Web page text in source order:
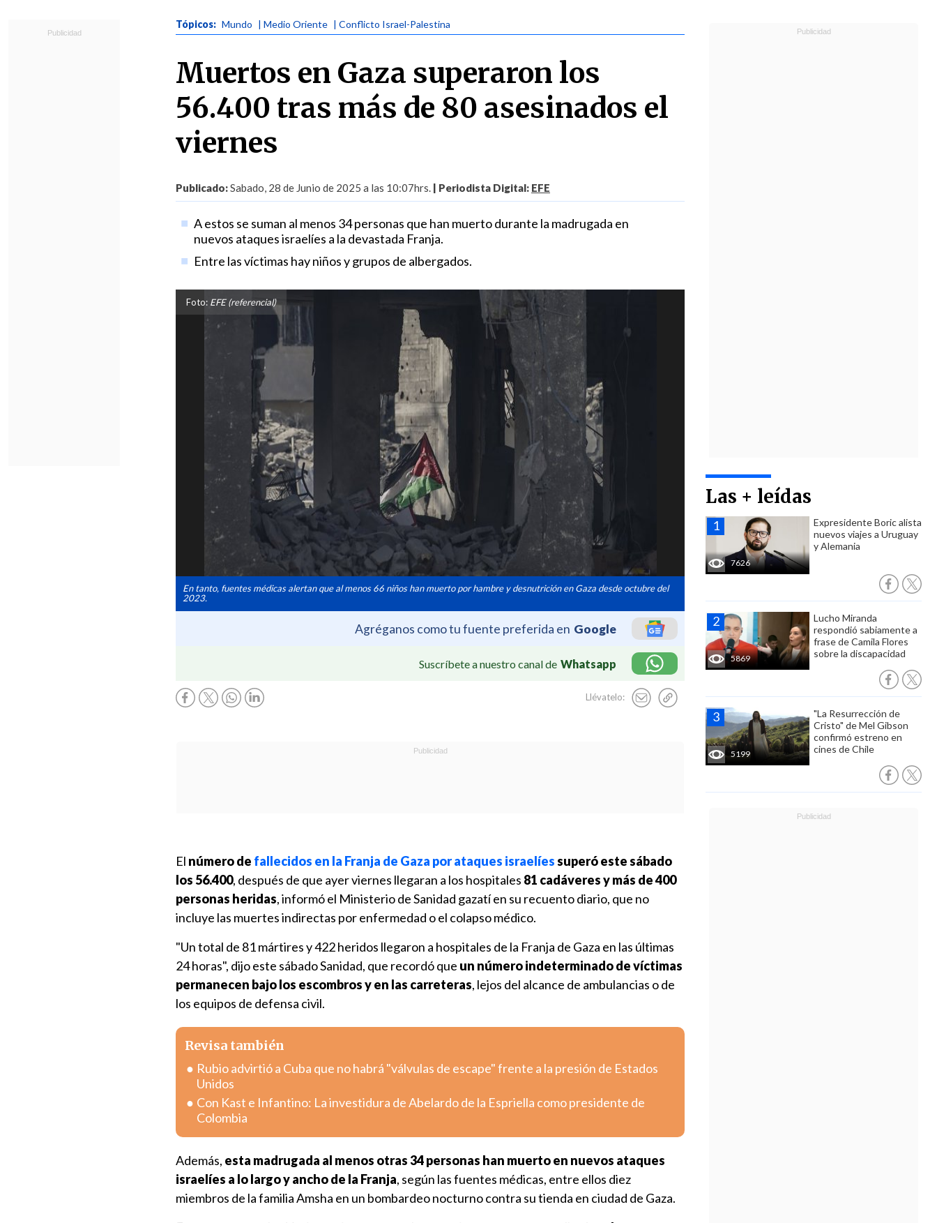
Tópicos: Mundo | Medio Oriente | Conflicto Israel-Palestina
Muertos en Gaza superaron los
56.400 tras más de 80 asesinados el
viernes
Publicado:Sabado, 28 de Junio de 2025 a las 10:07hrs. | Periodista Digital: EFE
A estos se suman al menos 34 personas que han muerto durante la madrugada en
nuevos ataques israelíes a la devastada Franja.
Entre las víctimas hay niños y grupos de albergados.
Foto: EFE (referencial)
En tanto, fuentes médicas alertan que al menos 66 niños han muerto por hambre y desnutrición en Gaza desde octubre del
2023.
Agréganos como tu fuente preferida en Google
Suscríbete a nuestro canal de Whatsapp
Llévatelo:
Las + leídas
7626
Expresidente Boric alista
nuevos viajes a Uruguay
y Alemania
5869
Lucho Miranda
respondió sabiamente a
frase de Camila Flores
sobre la discapacidad
5199
"La Resurrección de
Cristo" de Mel Gibson
confirmó estreno en
cines de Chile
El número de fallecidos en la Franja de Gaza por ataques israelíessuperó este sábado
los 56.400, después de que ayer viernes llegaran a los hospitales 81 cadáveres y más de 400
personas heridas, informó el Ministerio de Sanidad gazatí en su recuento diario, que no
incluye las muertes indirectas por enfermedad o el colapso médico.
"Un total de 81 mártires y 422 heridos llegaron a hospitales de la Franja de Gaza en las últimas
24 horas", dijo este sábado Sanidad, que recordó que un número indeterminado de víctimas
permanecen bajo los escombros y en las carreteras, lejos del alcance de ambulancias o de
los equipos de defensa civil.
Revisa también
Rubio advirtió a Cuba que no habrá "válvulas de escape" frente a la presión de Estados
Unidos
Con Kast e Infantino: La investidura de Abelardo de la Espriella como presidente de
Colombia
Además, esta madrugada al menos otras 34 personas han muerto en nuevos ataques
israelíes a lo largo y ancho de la Franja, según las fuentes médicas, entre ellos diez
miembros de la familia Amsha en un bombardeo nocturno contra su tienda en ciudad de Gaza.